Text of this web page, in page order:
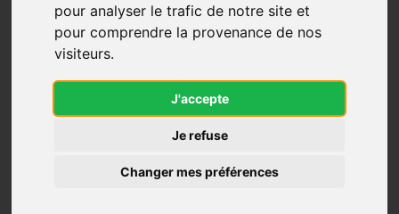
pour analyser le trafic de notre site et
pour comprendre la provenance de nos
visiteurs.
J'accepte
Je refuse
Changer mes préférences